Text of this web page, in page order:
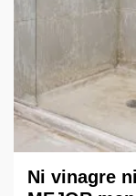
Ni vinagre